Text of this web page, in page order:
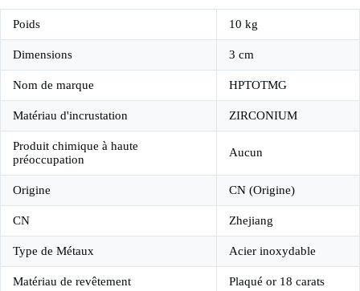
Poids 10 kg
Dimensions 3 cm
Nom de marque HPTOTMG
Matériau d'incrustation ZIRCONIUM
Produit chimique à haute
préoccupation
Aucun
Origine CN (Origine)
CN Zhejiang
Type de Métaux Acier inoxydable
Matériau de revêtement Plaqué or 18 carats